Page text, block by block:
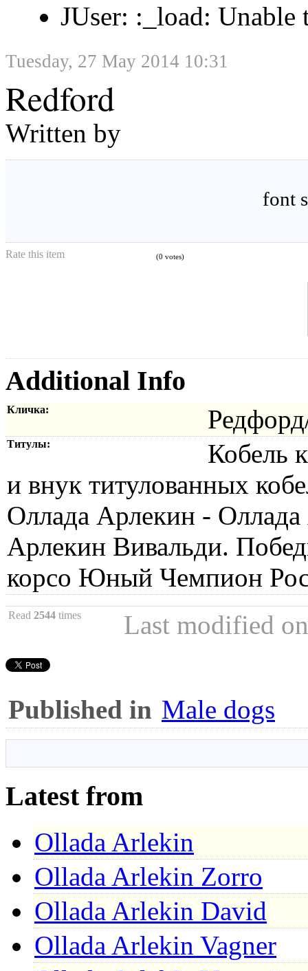
JUser: :_load:
Tuesday, 27 May 2014 10:31
Redford
Written by
font
Rate this item (0 votes)
Additional Info
Кличка:
Титулы:
Кобель
и внук титулованных
Оллада Арлекин -
Арлекин Вивальди.
корсо Юный Чемпион
Read 2544 times Last modified
Published in Male dogs
Latest from
Ollada Arlekin
Ollada Arlekin Zorro
Ollada Arlekin David
Ollada Arlekin Vagner